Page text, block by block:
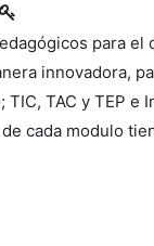
para
TAC y TEP e
cada modulo